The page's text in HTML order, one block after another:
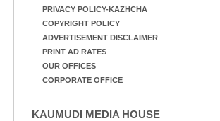
PRIVACY POLICY-KAZHCHA
COPYRIGHT POLICY
ADVERTISEMENT DISCLAIMER
PRINT AD RATES
OUR OFFICES
CORPORATE OFFICE
KAUMUDI MEDIA HOUSE